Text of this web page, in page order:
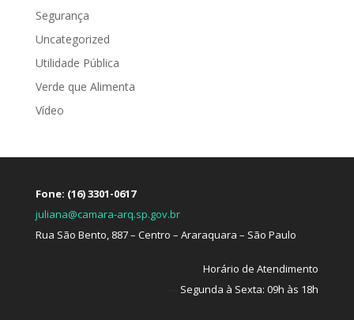
Segurança
Uncategorized
Utilidade Pública
Verde que Alimenta
Vídeo
Fone: (16) 3301-0617
juliana@camara-arq.sp.gov.br
Rua São Bento, 887 – Centro – Araraquara – São Paulo
Horário de Atendimento
Segunda à Sexta: 09h às 18h